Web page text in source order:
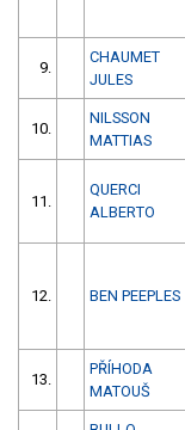
9.
CHAUMET
JULES
10.
NILSSON
MATTIAS
11.
QUERCI
ALBERTO
12. BEN PEEPLES
13.
PŘÍHODA
MATOUŠ